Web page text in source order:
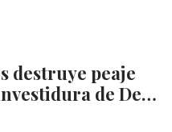
destruye peaje
de De…